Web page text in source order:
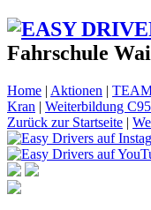
Fahrschule
Home | Aktionen |
Kran | Weiterbildung
Zurück zur Startseite |